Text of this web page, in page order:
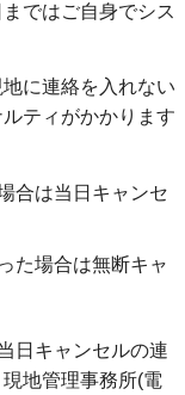
ではご自身でシス
に連絡を入れない
ティがかかります
合は当日キャンセ
た場合は無断キャ
日キャンセルの連
地管理事務所(電